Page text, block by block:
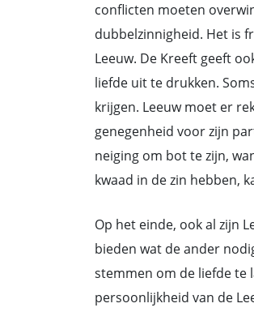
conflicten moeten
dubbelzinnigheid. Het is
Leeuw. De Kreeft geeft
liefde uit te drukken.
krijgen. Leeuw moet er
genegenheid voor zijn
neiging om bot te zijn,
kwaad in de zin hebben,
Op het einde, ook al zijn
bieden wat de ander
stemmen om de liefde te
persoonlijkheid van de